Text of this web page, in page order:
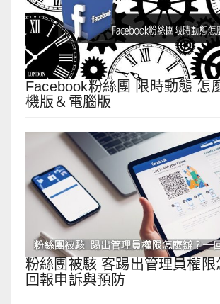
Facebook粉絲團 限時動態 怎
機版＆電腦版
粉絲團被駭 客踢出管理員權
回報申訴與預防